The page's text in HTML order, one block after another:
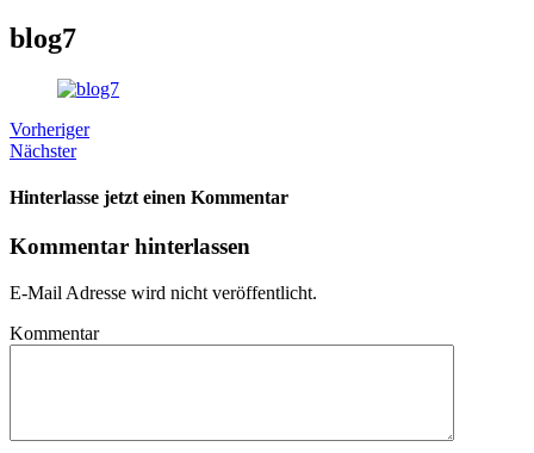
blog7
Vorheriger
Nächster
Hinterlasse jetzt einen Kommentar
Kommentar hinterlassen
E-Mail Adresse wird nicht veröffentlicht.
Kommentar